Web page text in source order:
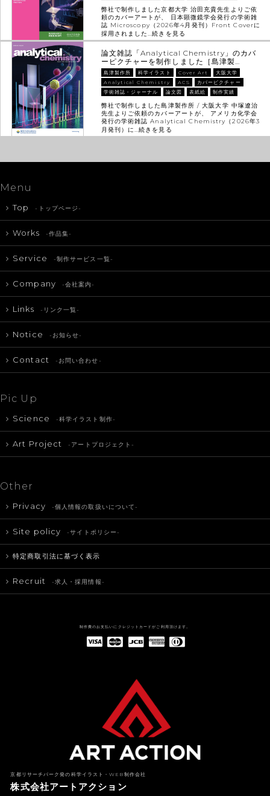
弊社で制作しました京都大学 治田充貴先生よりご依
頼のカバーアートが、 日本顕微鏡学会発行の学術雑
誌 Microscopy（2026年4月発刊）Front Coverに
採用されました…続きを見る
論文雑誌「Analytical Chemistry」のカバ
ーピクチャーを制作しました［島津製…
島津製作所 科学イラスト Cover Art
大阪大学
Analytical Chemistry
ACS
カバーピクチャー
学術雑誌・ジャーナル
論文図 表紙絵 制作実績
弊社で制作しました島津製作所 / 大阪大学 中塚遼治
先生よりご依頼のカバーアートが、 アメリカ化学会
発行の学術雑誌 Analytical Chemistry（2026年3
月発刊）に…続きを見る
Menu
Top -トップページ-
Works -作品集-
Service -制作サービス一覧-
Company -会社案内-
Links -リンク一覧-
Notice -お知らせ-
Contact -お問い合わせ-
Pic Up
Science -科学イラスト制作-
Art Project -アートプロジェクト-
Other
Privacy -個人情報の取扱いについて-
Site policy -サイトポリシー-
特定商取引法に基づく表示
Recruit -求人・採用情報-
制作費のお支払いにクレジットカードがご利用頂けます。
京都リサーチパーク発の科学イラスト・WEB制作会社
株式会社アートアクション